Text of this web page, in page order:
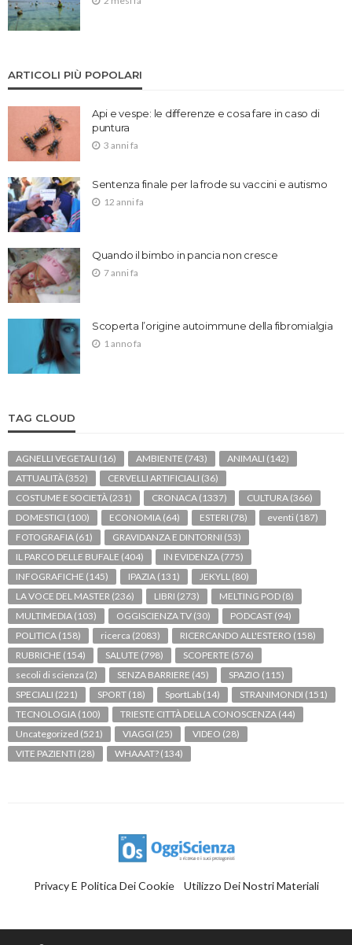
ARTICOLI PIÙ POPOLARI
Api e vespe: le differenze e cosa fare in caso di
puntura
3 anni fa
Sentenza finale per la frode su vaccini e autismo
12 anni fa
Quando il bimbo in pancia non cresce
7 anni fa
Scoperta l’origine autoimmune della fibromialgia
1 anno fa
TAG CLOUD
AGNELLI VEGETALI (16) AMBIENTE (743) ANIMALI (142)
ATTUALITÀ (352) CERVELLI ARTIFICIALI (36)
COSTUME E SOCIETÀ (231) CRONACA (1337) CULTURA (366)
DOMESTICI (100) ECONOMIA (64) ESTERI (78) eventi (187)
FOTOGRAFIA (61) GRAVIDANZA E DINTORNI (53)
IL PARCO DELLE BUFALE (404) IN EVIDENZA (775)
INFOGRAFICHE (145) IPAZIA (131) JEKYLL (80)
LA VOCE DEL MASTER (236) LIBRI (273) MELTING POD (8)
MULTIMEDIA (103) OGGISCIENZA TV (30) PODCAST (94)
POLITICA (158) ricerca (2083) RICERCANDO ALL'ESTERO (158)
RUBRICHE (154) SALUTE (798) SCOPERTE (576)
secoli di scienza (2) SENZA BARRIERE (45) SPAZIO (115)
SPECIALI (221) SPORT (18) SportLab (14) STRANIMONDI (151)
TECNOLOGIA (100) TRIESTE CITTÀ DELLA CONOSCENZA (44)
Uncategorized (521) VIAGGI (25) VIDEO (28)
VITE PAZIENTI (28) WHAAAT? (134)
Privacy E Politica Dei Cookie Utilizzo Dei Nostri Materiali